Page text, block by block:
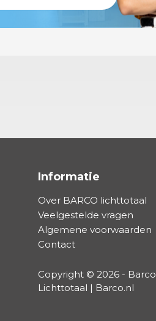
Informatie
Over BARCO lichttotaal
Veelgestelde vragen
Algemene voorwaarden
Contact
Copyright © 2026 - Barco
Lichttotaal | Barco.nl